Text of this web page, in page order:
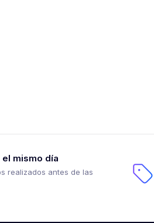
el mismo día
realizados antes de las